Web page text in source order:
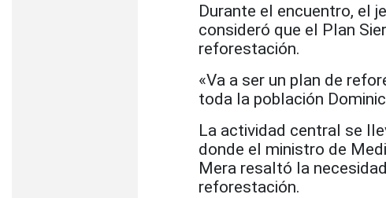
Durante el encuentro, el
consideró que el Plan
reforestación.
«Va a ser un plan de
toda la población
La actividad central se
donde el ministro de
Mera resaltó la
reforestación.